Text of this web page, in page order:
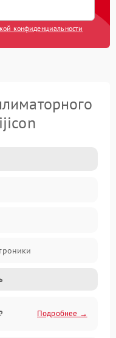
конфиденциальности
Подробнее →